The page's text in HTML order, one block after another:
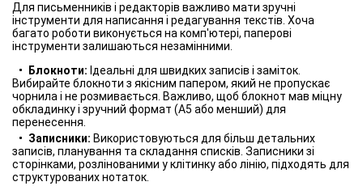
Для письменників і редакторів важливо мати зручні
інструменти для написання і редагування текстів. Хоча
багато роботи виконується на комп'ютері, паперові
інструменти залишаються незамінними.
Блокноти: Ідеальні для швидких записів і заміток.
Вибирайте блокноти з якісним папером, який не пропускає
чорнила і не розмивається. Важливо, щоб блокнот мав міцну
обкладинку і зручний формат (А5 або менший) для
перенесення.
Записники: Використовуються для більш детальних
записів, планування та складання списків. Записники зі
сторінками, розлінованими у клітинку або лінію, підходять для
структурованих нотаток.